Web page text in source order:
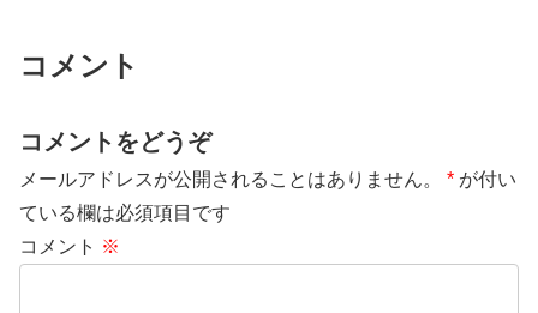
コメント
コメントをどうぞ
メールアドレスが公開されることはありません。 * が付い
ている欄は必須項目です
コメント ※